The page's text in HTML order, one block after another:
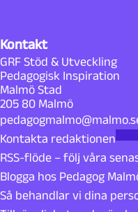
Kontakt
GRF Stöd & Utveckling
Pedagogisk Inspiration
Malmö Stad
205 80 Malmö
Kontakta redaktionen
RSS-flöde – följ våra
Blogga hos Pedagog
Så behandlar vi dina